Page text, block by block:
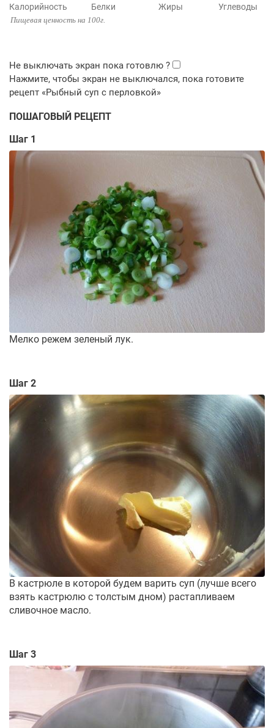
Калорийность Белки Жиры Углеводы
Пищевая ценность на 100г.
ПОШАГОВЫЙ РЕЦЕПТ
Шаг 1
Мелко режем зеленый лук.
Шаг 2
В кастрюле в которой будем варить суп (лучше всего
взять кастрюлю с толстым дном) растапливаем
сливочное масло.
Шаг 3